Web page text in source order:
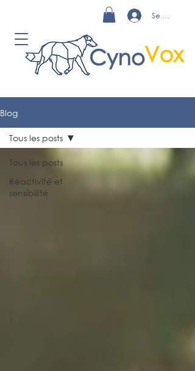
Se connecter
Blog
Tous les posts
Réactivité et
sensibilité
Tous les posts